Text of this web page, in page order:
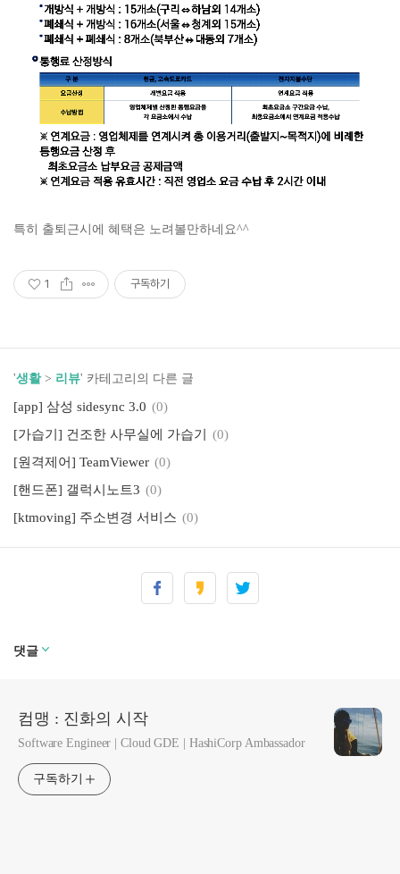
특히 출퇴근시에 혜택은 노려볼만하네요^^
1 구독하기
'생활> 리뷰' 카테고리의 다른 글
[app] 삼성 sidesync 3.0 (0)
[가습기] 건조한 사무실에 가습기
(0)
[원격제어] TeamViewer (0)
[핸드폰] 갤럭시노트3 (0)
[ktmoving] 주소변경 서비스 (0)
댓글
컴맹 : 진화의 시작
Software Engineer | Cloud GDE | HashiCorp Ambassador
구독하기